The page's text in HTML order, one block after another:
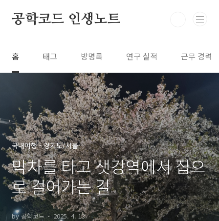
공학코드 인생노트
홈 태그 방명록 연구 실적 근무 경력
국내여행 - 경기도/서울
막차를 타고 샛강역에서 집으
로 걸어가는 길
by 공학코드 2025. 4. 13.